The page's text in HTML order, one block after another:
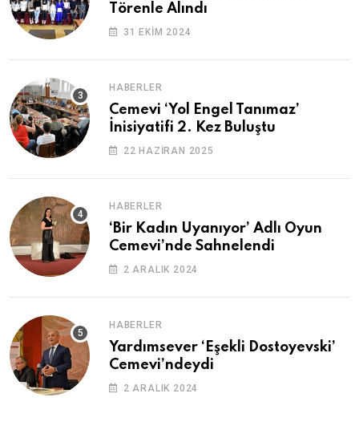
Törenle Alındı
31 EKIM 2024
HABERLER
Cemevi ‘Yol Engel Tanımaz’
İnisiyatifi 2. Kez Buluştu
22 HAZIRAN 2025
HABERLER
‘Bir Kadın Uyanıyor’ Adlı Oyun
Cemevi’nde Sahnelendi
2 ARALIK 2024
HABERLER
Yardımsever ‘Eşekli Dostoyevski’
Cemevi’ndeydi
2 ARALIK 2024